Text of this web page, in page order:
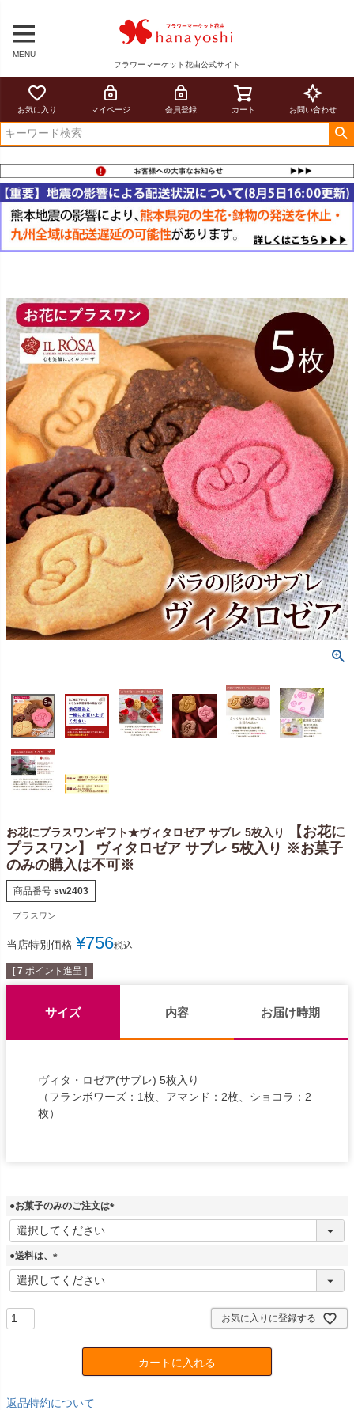
MENU
フラワーマーケット花由公式サイト
お気に入り マイページ 会員登録 カート お問い合わせ
お花にプラスワンギフト★ヴィタロゼア サブレ 5枚入り
【お花に
プラスワン】 ヴィタロゼア サブレ 5枚入り ※お菓子
のみの購入は不可※
商品番号 sw2403
プラスワン
当店特別価格 ¥756税込
[ 7 ポイント進呈 ]
サイズ 内容 お届け時期
ヴィタ・ロゼア(サブレ) 5枚入り
（フランボワーズ：1枚、アマンド：2枚、ショコラ：2
枚）
●お菓子のみのご注文は
(
●送料は、
(
必
お気に入りに登録する
カートに入れる
返品特約について